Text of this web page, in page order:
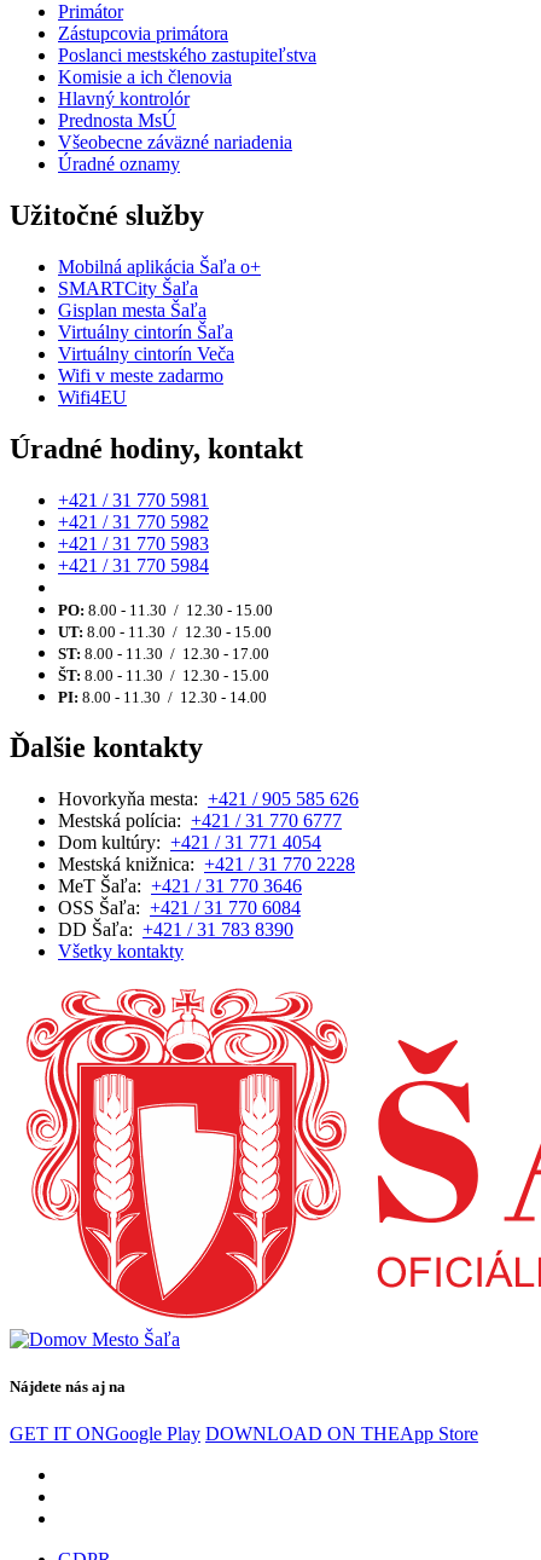
Primátor
Zástupcovia primátora
Poslanci mestského zastupiteľstva
Komisie a ich členovia
Hlavný kontrolór
Prednosta MsÚ
Všeobecne záväzné nariadenia
Úradné oznamy
Užitočné služby
Mobilná aplikácia Šaľa o+
SMARTCity Šaľa
Gisplan mesta Šaľa
Virtuálny cintorín Šaľa
Virtuálny cintorín Veča
Wifi v meste zadarmo
Wifi4EU
Úradné hodiny, kontakt
+421 / 31 770 5981
+421 / 31 770 5982
+421 / 31 770 5983
+421 / 31 770 5984
PO: 8.00 - 11.30 / 12.30 - 15.00
UT: 8.00 - 11.30 / 12.30 - 15.00
ST: 8.00 - 11.30 / 12.30 - 17.00
ŠT: 8.00 - 11.30 / 12.30 - 15.00
PI: 8.00 - 11.30 / 12.30 - 14.00
Ďalšie kontakty
Hovorkyňa mesta: +421 / 905 585 626
Mestská polícia: +421 / 31 770 6777
Dom kultúry: +421 / 31 771 4054
Mestská knižnica: +421 / 31 770 2228
MeT Šaľa: +421 / 31 770 3646
OSS Šaľa: +421 / 31 770 6084
DD Šaľa: +421 / 31 783 8390
Všetky kontakty
Nájdete nás aj na
GET IT ONGoogle Play DOWNLOAD ON THEApp Store